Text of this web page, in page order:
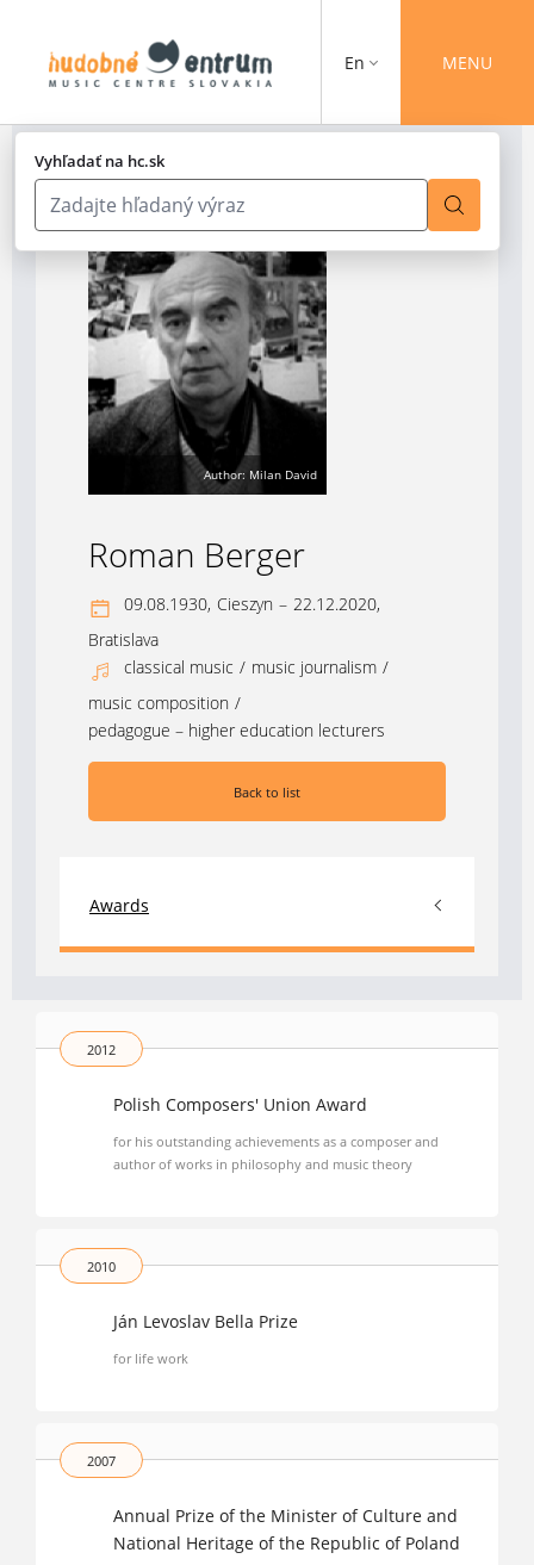
Vyhľadať na hc.sk
En MENU
Author: Milan David
Roman Berger
09.08.1930, Cieszyn – 22.12.2020,
Bratislava
classical music / music journalism /
music composition /
pedagogue – higher education lecturers
Back to list
Awards
2012
Polish Composers' Union Award
for his outstanding achievements as a composer and
author of works in philosophy and music theory
2010
Ján Levoslav Bella Prize
for life work
2007
Annual Prize of the Minister of Culture and
National Heritage of the Republic of Poland